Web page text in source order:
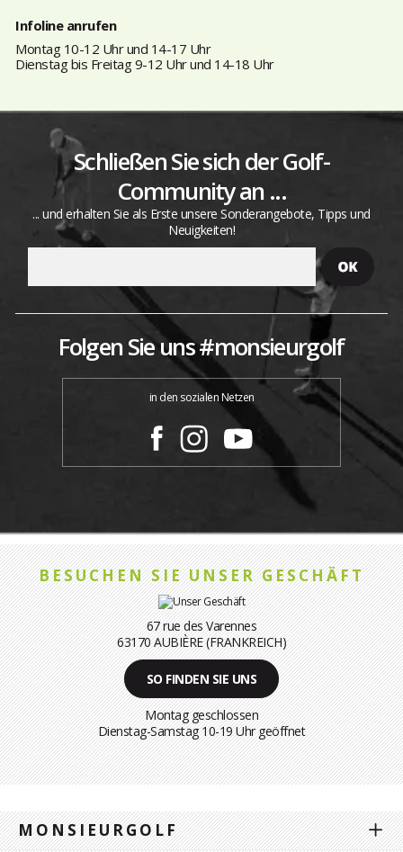
Infoline anrufen
Montag 10-12 Uhr und 14-17 Uhr
Dienstag bis Freitag 9-12 Uhr und 14-18 Uhr
Schließen Sie sich der Golf-
Community an ...
... und erhalten Sie als Erste unsere Sonderangebote, Tipps und
Neuigkeiten!
Folgen Sie uns #monsieurgolf
in den sozialen Netzen
BESUCHEN SIE UNSER GESCHÄFT
67 rue des Varennes
63170 AUBIÈRE (FRANKREICH)
SO FINDEN SIE UNS
Montag geschlossen
Dienstag-Samstag 10-19 Uhr geöffnet
MONSIEURGOLF